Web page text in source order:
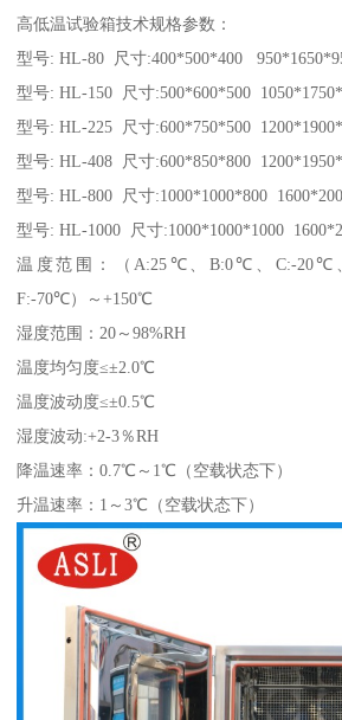
高低温试验箱技术规格参数：
型号: HL-80 尺寸:400*500*400
型号: HL-150 尺寸:500*600*500
型号: HL-225 尺寸:600*750*500
型号: HL-408 尺寸:600*850*800
型号: HL-800 尺寸:1000*1000*800
型号: HL-1000 尺寸:1000*1000*1000
温度范围：（A:25℃、B:0℃、C:-20℃
F:-70℃）～+150℃
湿度范围：20～98%RH
温度均匀度≤±2.0℃
温度波动度≤±0.5℃
湿度波动:+2-3％RH
降温速率：0.7℃～1℃（空载状态下）
升温速率：1～3℃（空载状态下）